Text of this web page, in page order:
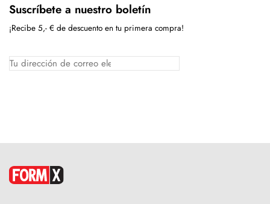
Suscríbete a nuestro boletín
¡Recibe 5,- € de descuento en tu primera compra!